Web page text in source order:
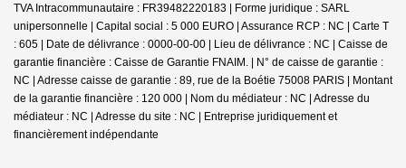
TVA Intracommunautaire : FR39482220183 | Forme juridique : SARL
unipersonnelle | Capital social : 5 000 EURO | Assurance RCP : NC | Carte T
: 605 | Date de délivrance : 0000-00-00 | Lieu de délivrance : NC | Caisse de
garantie financière : Caisse de Garantie FNAIM. | N° de caisse de garantie :
NC | Adresse caisse de garantie : 89, rue de la Boétie 75008 PARIS | Montant
de la garantie financière : 120 000 | Nom du médiateur : NC | Adresse du
médiateur : NC | Adresse du site : NC | Entreprise juridiquement et
financièrement indépendante